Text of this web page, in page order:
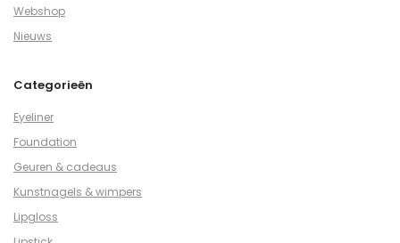
Webshop
Nieuws
Categorieën
Eyeliner
Foundation
Geuren & cadeaus
Kunstnagels & wimpers
Lipgloss